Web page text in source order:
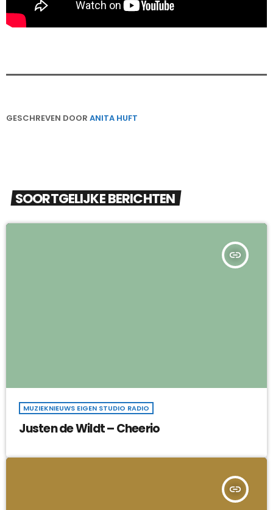
GESCHREVEN DOOR ANITA HUFT
SOORTGELIJKE BERICHTEN
insert_link
MUZIEKNIEUWS EIGEN STUDIO RADIO
Justen de Wildt – Cheerio
insert_link